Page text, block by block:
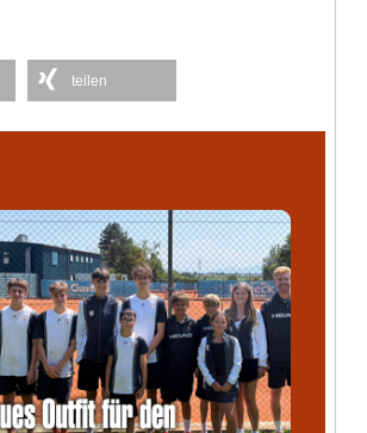
teilen